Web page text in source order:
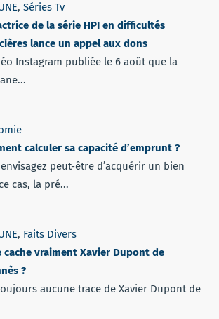
, Séries Tv
de la série HPI en difficultés
lance un appel aux dons
Instagram publiée le 6 août que la
calculer sa capacité d’emprunt ?
peut-être d’acquérir un bien
cas, la pré...
, Faits Divers
cache vraiment Xavier Dupont de
?
aucune trace de Xavier Dupont de